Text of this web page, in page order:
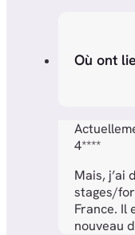
Où ont
4****
Mais, j’ai
stages/
France. Il
nouveau